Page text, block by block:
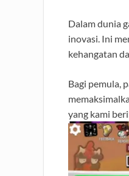
Dalam dunia
inovasi. Ini
kehangatan
Bagi pemula,
yang kami